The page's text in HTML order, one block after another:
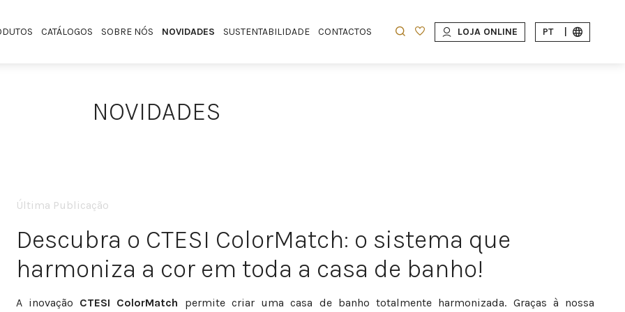
CATÁLOGOS SOBRE NÓS NOVIDADES SUSTENTABILIDADE CONTACTOS LOJA ONLINE PT
NOVIDADES
Última Publicação
Descubra o CTESI ColorMatch: o sistema que
harmoniza a cor em toda a casa de banho!
A inovação CTESI ColorMatch permite criar uma casa de banho totalmente harmonizada. Graças à nossa